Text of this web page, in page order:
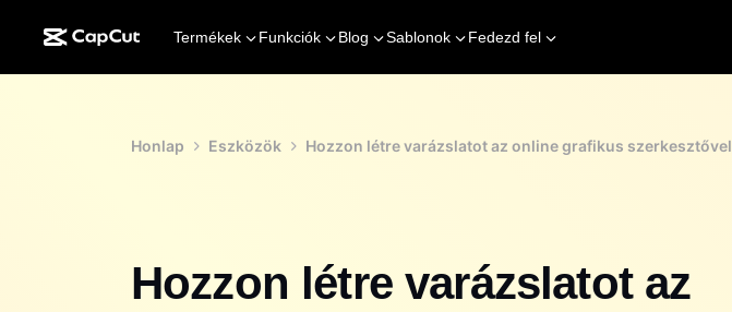
Termékek Funkciók Blog Sablonok Fedezd fel
Honlap Eszközök Hozzon létre varázslatot az online grafikus szerkesztővel
Hozzon létre varázslatot az